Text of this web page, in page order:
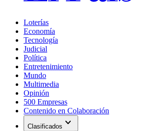
Loterías
Economía
Tecnología
Judicial
Política
Entretenimiento
Mundo
Multimedia
Opinión
500 Empresas
Contenido en Colaboración
Clasificados expand_more